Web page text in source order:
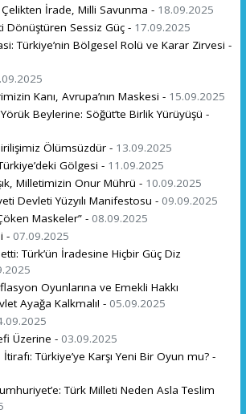
Çelikten İrade, Milli Savunma - 18.09.2025
Dönüştüren Sessiz Güç - 17.09.2025
Türkiye’nin Bölgesel Rolü ve Karar Zirvesi -
Kanı, Avrupa’nın Maskesi - 15.09.2025
Beylerine: Söğüt’te Birlik Yürüyüşü -
Ölümsüzdür - 13.09.2025
Gölgesi - 11.09.2025
Milletimizin Onur Mührü - 10.09.2025
Devleti Yüzyılı Manifestosu - 09.09.2025
Maskeler” - 08.09.2025
- 07.09.2025
Türk’ün İradesine Hiçbir Güç Diz
Oyunlarına ve Emekli Hakkı
Ayağa Kalkmalı! - 05.09.2025
Üzerine - 03.09.2025
Türkiye’ye Karşı Yeni Bir Oyun mu? -
Türk Milleti Neden Asla Teslim